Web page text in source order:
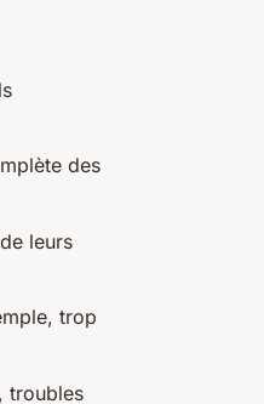
des
leurs
trop
troubles